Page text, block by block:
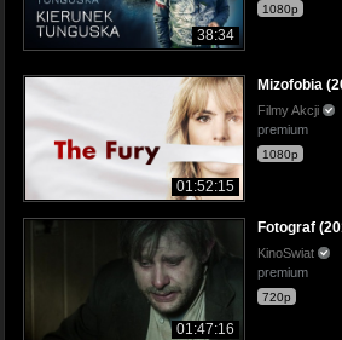
38:34
1080p
01:52:15
Mizofobia
Filmy Akcji
premium
1080p
01:47:16
Fotograf
KinoSwiat
premium
720p